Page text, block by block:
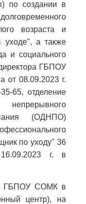
по создании в
возраста и
уходе", а также
и социального
ГБПОУ
08.09.2023 г.
(ОДНПО)
по уходу" 36
г. в
ГБПОУ СОМК в
центр), на